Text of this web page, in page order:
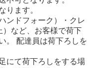
ります。
ンドフォーク）・クレ
など、お客様で荷下
。 配達員は荷下ろしを
にて荷下ろしをする場